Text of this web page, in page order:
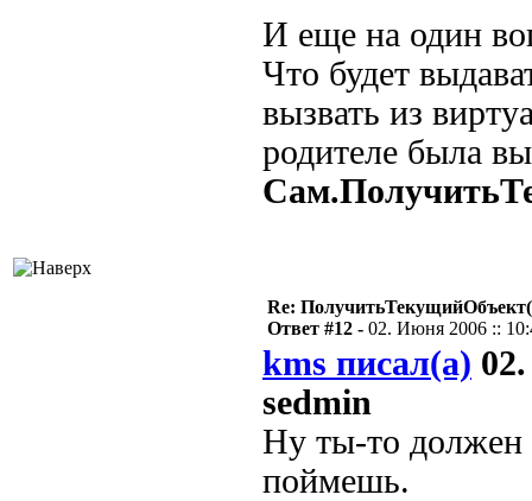
И еще на один
Что будет
вызвать из
родителе была
Re:
Ответ #12 - 02. Июня 2006 ::
kms писал(а)
sedmin
Ну ты-то должен
поймешь.